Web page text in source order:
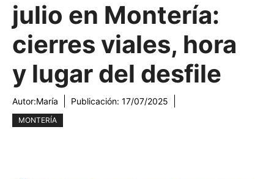
julio en Montería:
cierres viales, hora
y lugar del desfile
Autor:María Publicación: 17/07/2025
MONTERÍA